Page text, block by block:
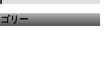
リー